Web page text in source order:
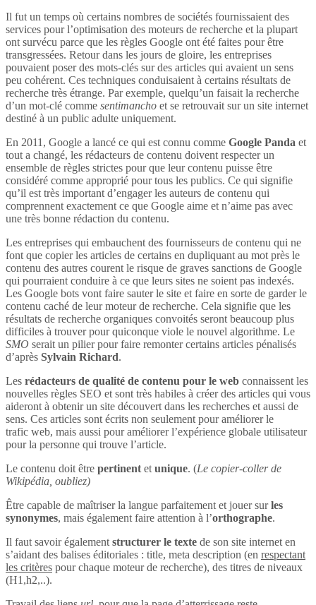
Il fut un temps où certains nombres de sociétés fournissaient des
services pour l’optimisation des moteurs de recherche et la plupart
ont survécu parce que les règles Google ont été faites pour être
transgressées. Retour dans les jours de gloire, les entreprises
pouvaient poser des mots-clés sur des articles qui avaient un sens
peu cohérent. Ces techniques conduisaient à certains résultats de
recherche très étrange. Par exemple, quelqu’un faisait la recherche
d’un mot-clé comme sentimancho et se retrouvait sur un site internet
destiné à un public adulte uniquement.
En 2011, Google a lancé ce qui est connu comme Google Panda et
tout a changé, les rédacteurs de contenu doivent respecter un
ensemble de règles strictes pour que leur contenu puisse être
considéré comme approprié pour tous les publics. Ce qui signifie
qu’il est très important d’engager les auteurs de contenu qui
comprennent exactement ce que Google aime et n’aime pas avec
une très bonne rédaction du contenu.
Les entreprises qui embauchent des fournisseurs de contenu qui ne
font que copier les articles de certains en dupliquant au mot près le
contenu des autres courent le risque de graves sanctions de Google
qui pourraient conduire à ce que leurs sites ne soient pas indexés.
Les Google bots vont faire sauter le site et faire en sorte de garder le
contenu caché de leur moteur de recherche. Cela signifie que les
résultats de recherche organiques convoités seront beaucoup plus
difficiles à trouver pour quiconque viole le nouvel algorithme. Le
SMO serait un pilier pour faire remonter certains articles pénalisés
d’après Sylvain Richard.
Les rédacteurs de qualité de contenu pour le web connaissent les
nouvelles règles SEO et sont très habiles à créer des articles qui vous
aideront à obtenir un site découvert dans les recherches et aussi de
sens. Ces articles sont écrits non seulement pour améliorer le
trafic web, mais aussi pour améliorer l’expérience globale utilisateur
pour la personne qui trouve l’article.
Le contenu doit être pertinent et unique. (Le copier-coller de
Wikipédia, oubliez)
Être capable de maîtriser la langue parfaitement et jouer surles
synonymes, mais également faire attention à l’orthographe.
Il faut savoir également structurer le texte de son site internet en
s’aidant des balises éditoriales : title, meta description (en respectant
les critères pour chaque moteur de recherche), des titres de niveaux
(H1,h2,..).